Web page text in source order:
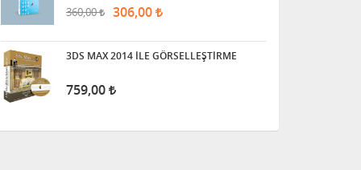
360,00 306,00
3DS MAX 2014 İLE GÖRSELLEŞTİRME
759,00